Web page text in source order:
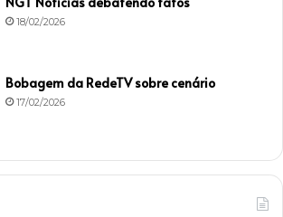
18/02/2026
Bobagem da RedeTV sobre cenário
17/02/2026